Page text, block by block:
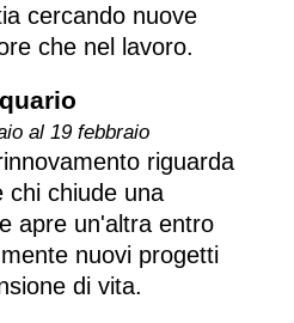
cercando nuove
che nel lavoro.
al 19 febbraio
riguarda
chi chiude una
apre un'altra entro
nuovi progetti
di vita.